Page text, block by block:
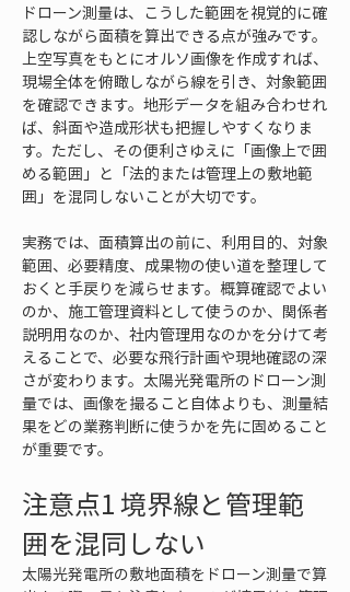
ドローン測量は、こうした範囲を視覚的に確
認しながら面積を算出できる点が強みです。
上空写真をもとにオルソ画像を作成すれば、
現場全体を俯瞰しながら線を引き、対象範囲
を確認できます。地形データを組み合わせれ
ば、斜面や造成形状も把握しやすくなりま
す。ただし、その便利さゆえに「画像上で囲
める範囲」と「法的または管理上の敷地範
囲」を混同しないことが大切です。
実務では、面積算出の前に、利用目的、対象
範囲、必要精度、成果物の使い道を整理して
おくと手戻りを減らせます。概算確認でよい
のか、施工管理資料として使うのか、関係者
説明用なのか、社内管理用なのかを分けて考
えることで、必要な飛行計画や現地確認の深
さが変わります。太陽光発電所のドローン測
量では、画像を撮ること自体よりも、測量結
果をどの業務判断に使うかを先に固めること
が重要です。
注意点1 境界線と管理範
囲を混同しない
太陽光発電所の敷地面積をドローン測量で算